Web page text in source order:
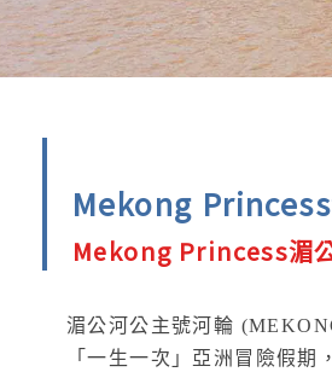
Mekong
Mekong Princess湄
湄公河公主號河輪
「一生一次」亞洲冒險假